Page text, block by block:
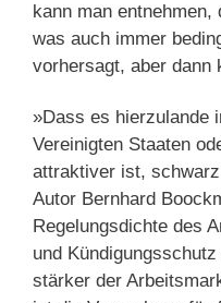
kann man
was auch immer
vorhersagt, aber dann
»Dass es hierzulande
Vereinigten Staaten
attraktiver ist,
Autor Bernhard
Regelungsdichte des
und
stärker der